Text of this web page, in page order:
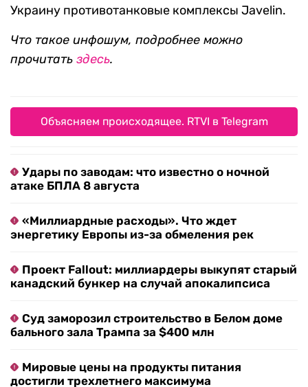
Украину противотанковые комплексы Javelin.
Что такое инфошум, подробнее можно
прочитать здесь.
Объясняем происходящее. RTVI в Telegram
Удары по заводам: что известно о ночной
атаке БПЛА 8 августа
«Миллиардные расходы». Что ждет
энергетику Европы из-за обмеления рек
Проект Fallout: миллиардеры выкупят старый
канадский бункер на случай апокалипсиса
Суд заморозил строительство в Белом доме
бального зала Трампа за $400 млн
Мировые цены на продукты питания
достигли трехлетнего максимума